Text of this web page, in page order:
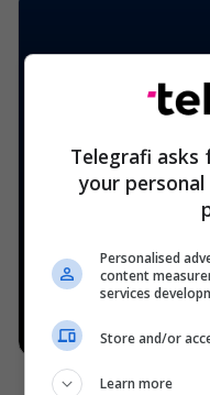
Telegrafi asks
your
Personalised
content
services
Store and/or
Learn more